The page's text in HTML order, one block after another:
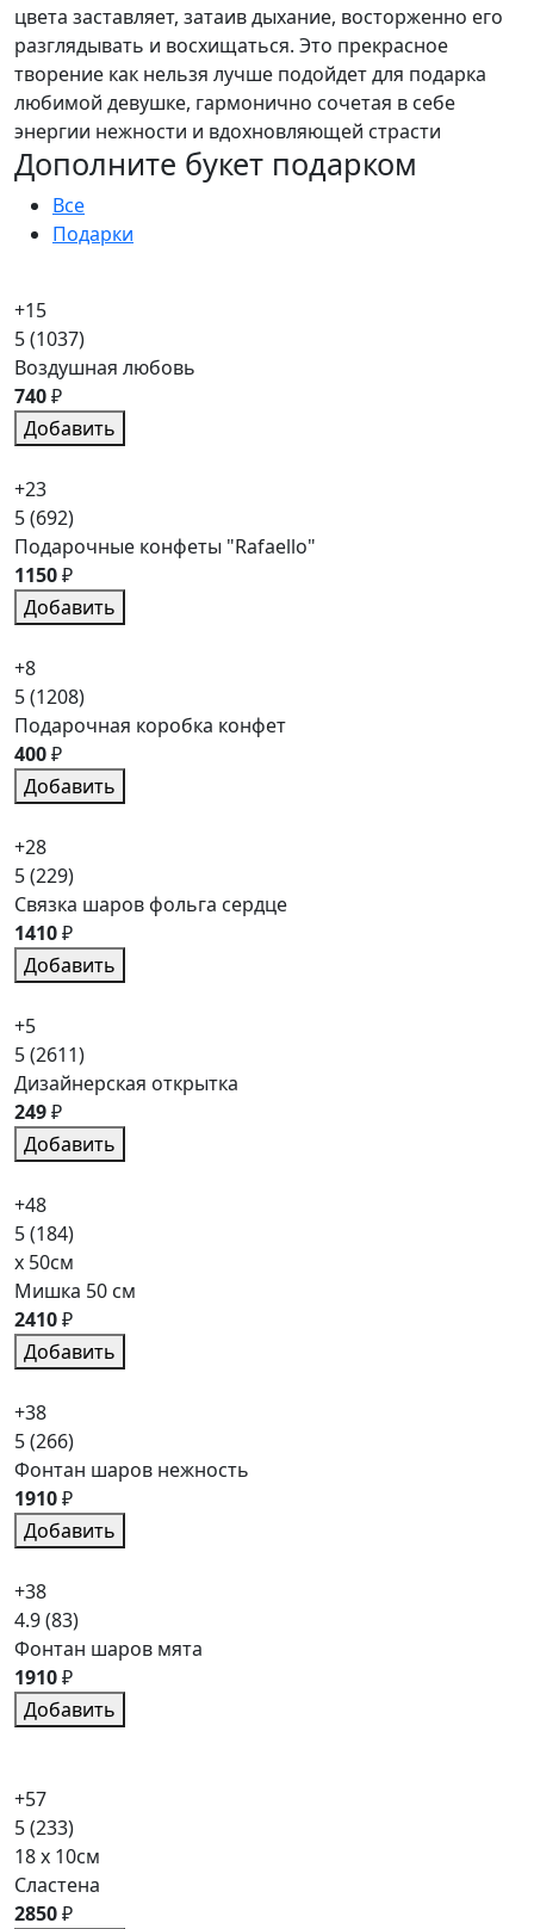
цвета заставляет, затаив дыхание, восторженно его
разглядывать и восхищаться. Это прекрасное
творение как нельзя лучше подойдет для подарка
любимой девушке, гармонично сочетая в себе
энергии нежности и вдохновляющей страсти
Дополните букет подарком
Все
Подарки
+15
5(1037)
Воздушная любовь
740₽
Добавить
+23
5(692)
Подарочные конфеты "Rafaello"
1150₽
Добавить
+8
5(1208)
Подарочная коробка конфет
400₽
Добавить
+28
5(229)
Связка шаров фольга сердце
1410₽
Добавить
+5
5(2611)
Дизайнерская открытка
249₽
Добавить
+48
5(184)
x 50см
Мишка 50 см
2410₽
Добавить
+38
5(266)
Фонтан шаров нежность
1910₽
Добавить
+38
4.9(83)
Фонтан шаров мята
1910₽
Добавить
+57
5(233)
18 x 10см
Сластена
2850₽